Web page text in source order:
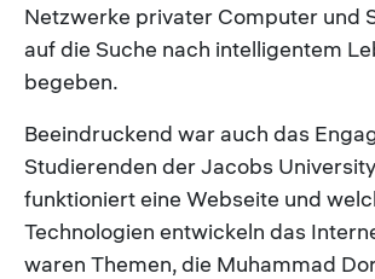
Netzwerke privater Computer und
auf die Suche nach intelligentem
begeben.
Beeindruckend war auch das
Studierenden der Jacobs
funktioniert eine Webseite und
Technologien entwickeln das
waren Themen, die Muhammad